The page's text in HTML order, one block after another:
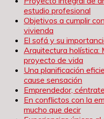
estudio profesional
Objetivos a cumplir
vivienda
El sofá y su
Arquitectura holística:
proyecto de vida
Una planificación
cause sensación
Emprendedor,
En conflictos con la
mucho que decir